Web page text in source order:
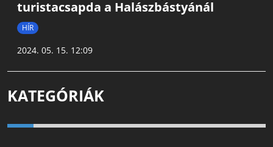
turistacsapda a Halászbástyánál
HÍR
2024. 05. 15. 12:09
KATEGÓRIÁK